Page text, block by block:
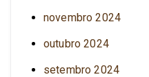
novembro 2024
outubro 2024
setembro 2024